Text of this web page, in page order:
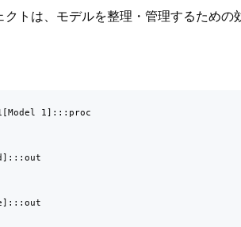
クトは、モデルを整理・管理するため
1]:::proc